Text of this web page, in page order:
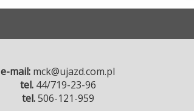
e-mail: mck@ujazd.com.pl
tel. 44/719-23-96
tel.506-121-959